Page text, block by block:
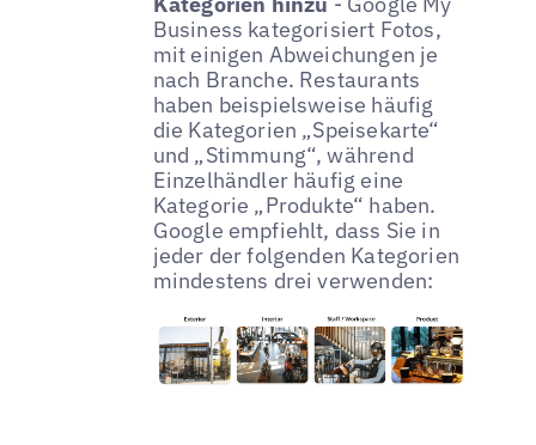
Business kategorisiert Fotos,
mit einigen Abweichungen je
nach Branche. Restaurants
haben beispielsweise häufig
die Kategorien „Speisekarte“
und „Stimmung“, während
Einzelhändler häufig eine
Kategorie „Produkte“ haben.
Google empfiehlt, dass Sie in
jeder der folgenden Kategorien
mindestens drei verwenden: